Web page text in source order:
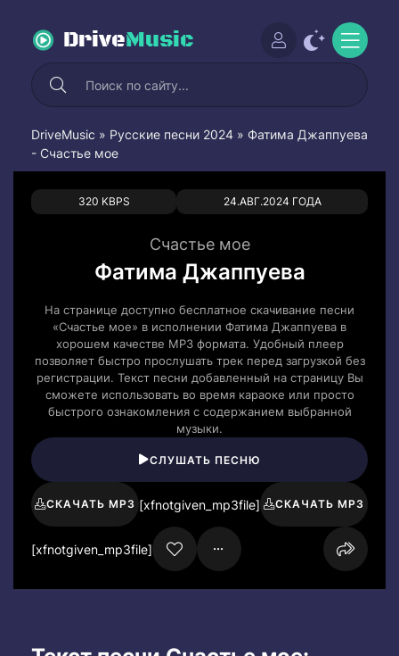
DriveMusic
DriveMusic » Русские песни 2024 » Фатима Джаппуева
- Счастье мое
320 KBPS 24.АВГ.2024 ГОДА
0 0
Счастье мое
Фатима Джаппуева
На странице доступно бесплатное скачивание песни
«Счастье мое» в исполнении Фатима Джаппуева в
хорошем качестве MP3 формата. Удобный плеер
позволяет быстро прослушать трек перед загрузкой без
регистрации. Текст песни добавленный на страницу Вы
сможете использовать во время караоке или просто
быстрого ознакомления с содержанием выбранной
музыки.
СЛУШАТЬ ПЕСНЮ
СКАЧАТЬ MP3 [xfnotgiven_mp3file] СКАЧАТЬ MP3
[xfnotgiven_mp3file]